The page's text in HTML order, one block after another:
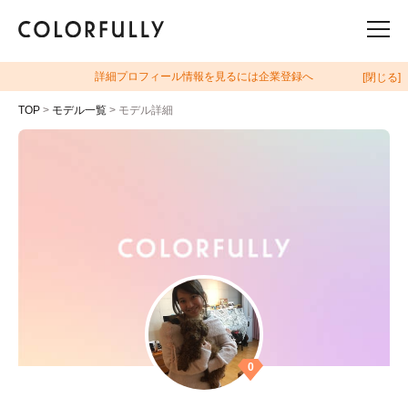
詳細プロフィール情報を見るには企業登録へ [閉じる]
TOP > モデル一覧 > モデル詳細
0